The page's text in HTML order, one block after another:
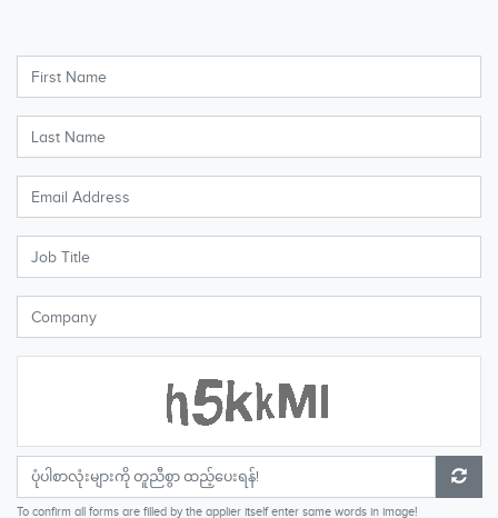
To confirm all forms are filled by the applier itself enter same words in image!